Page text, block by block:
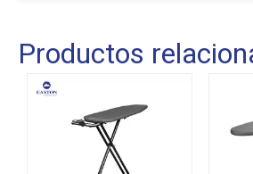
Productos